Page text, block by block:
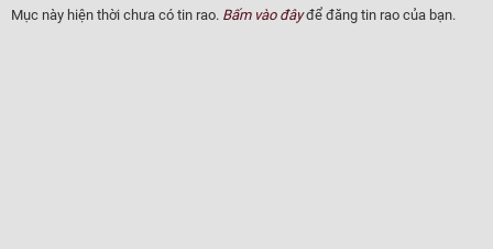
GIÁ XE XUẤT XỨ
Mục này hiện thời chưa có tin rao. Bấm vào đâyđể đăng tin rao của bạn.